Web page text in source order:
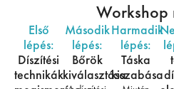
Workshop
Első
lépés:
Díszítési
technikák
Második
lépés:
Bőrök
kiválasztása
Harmadik
lépés:
Táska
kiszabása